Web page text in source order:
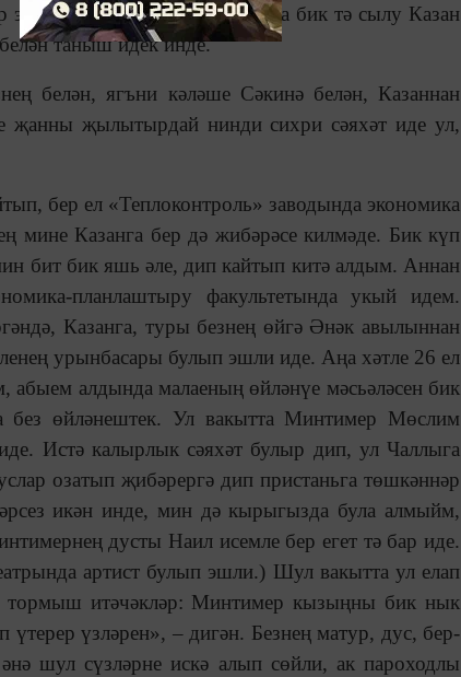
йөрмә, райпотребсоюзда бик тә сылу Казан
таныш идек инде.
белән, ягъни кәләше Сәкинә белән, Казаннан
җанны җылытырдай нинди сихри сәяхәт иде ул,
бер ел «Теплоконтроль» заводында экономика
мине Казанга бер дә жибәрәсе килмәде. Бик күп
бит бик яшь әле, дип кайтып китә алдым. Аннан
планлаштыру факультетында укый идем.
Казанга, туры безнең өйгә Әнәк авылыннан
урынбасары булып эшли иде. Аңа хәтле 26 ел
абыем алдында малаеның өйләнүе мәсьәләсен бик
өйләнештек. Ул вакытта Минтимер Мөслим
Истә калырлык сәяхәт булыр дип, ул Чаллыга
озатып җибәрергә дип пристаньга төшкәннәр
икән инде, мин дә кырыгызда була алмыйм,
дусты Наил исемле бер егет тә бар иде.
артист булып эшли.) Шул вакытта ул елап
тормыш итәчәкләр: Минтимер кызыңны бик нык
үтерер үзләрен», – дигән. Безнең матур, дус, бер-
шул сүзләрне искә алып сөйли, ак пароходлы